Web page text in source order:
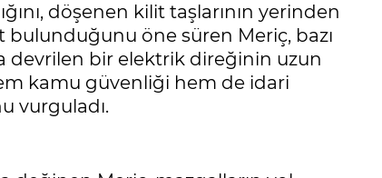
döşenen kilit taşlarının yerinden
bulunduğunu öne süren Meriç, bazı
devrilen bir elektrik direğinin uzun
kamu güvenliği hem de idari
vurguladı.